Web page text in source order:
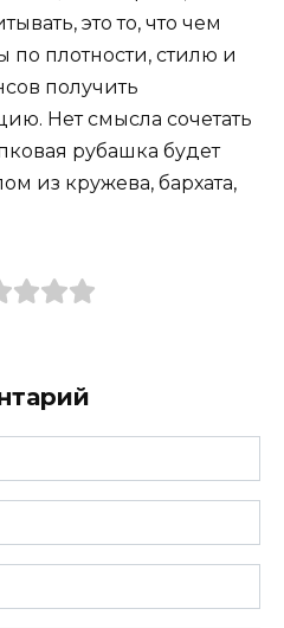
это то, что чем
по плотности, стилю и
получить
Нет смысла сочетать
рубашка будет
из кружева, бархата,